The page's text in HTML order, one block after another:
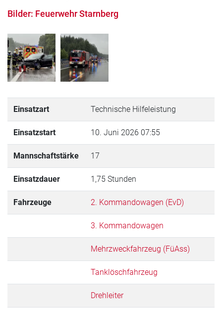
Bilder: Feuerwehr Starnberg
Einsatzart Technische Hilfeleistung
Einsatzstart 10. Juni 2026 07:55
Mannschaftstärke 17
Einsatzdauer 1,75 Stunden
Fahrzeuge 2. Kommandowagen (EvD)
3. Kommandowagen
Mehrzweckfahrzeug (FüAss)
Tanklöschfahrzeug
Drehleiter